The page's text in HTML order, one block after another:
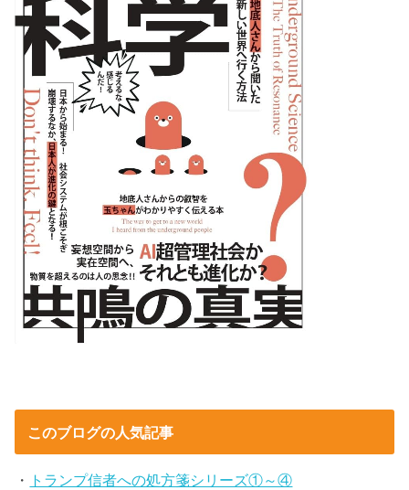
このブログの人気記事
・ トランプ信者への処方箋シリーズ①～④